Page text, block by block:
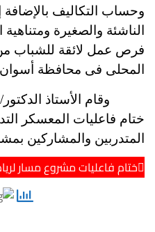
وحساب التكاليف
الناشئة والصغيرة
فرص عمل لائقة للشباب من
المحلى فى محافظة
وقام الأستاذ
ختام فاعليات المعسكر
المتدربين والمشاركين
ختام فاعليات مشروع مسار